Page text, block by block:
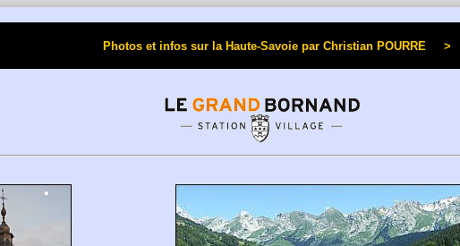
Photos et infos sur la Haute-Savoie par Christian POURRE >